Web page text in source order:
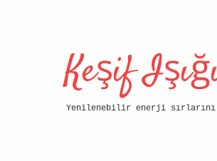
Keşif
Yenilenebilir enerji